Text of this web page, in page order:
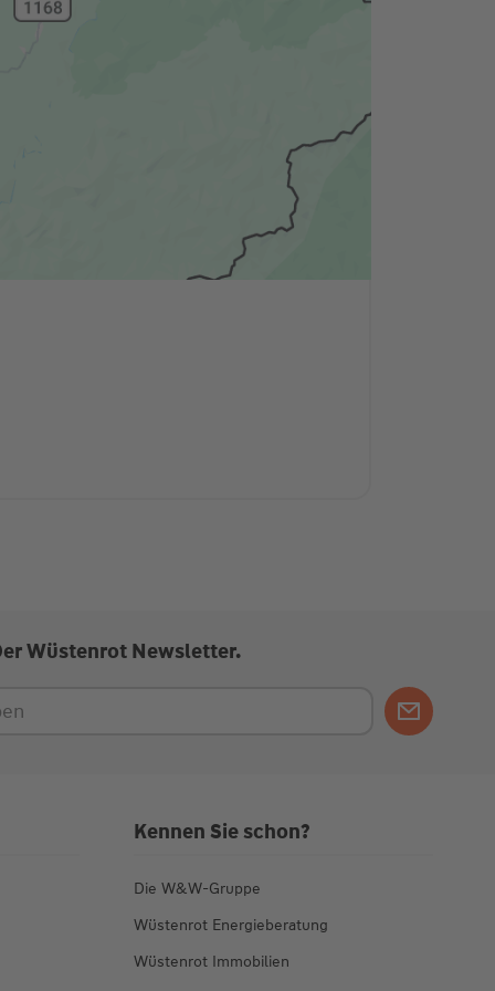
Wüstenrot Newsletter.
Kennen Sie schon?
Die W&W-Gruppe
Wüstenrot Energieberatung
Wüstenrot Immobilien